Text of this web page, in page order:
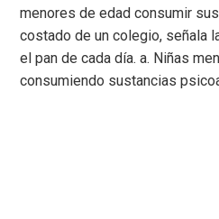
menores de edad consumir
costado de un colegio, señala
el pan de cada día. a. Niñas
consumiendo sustancias